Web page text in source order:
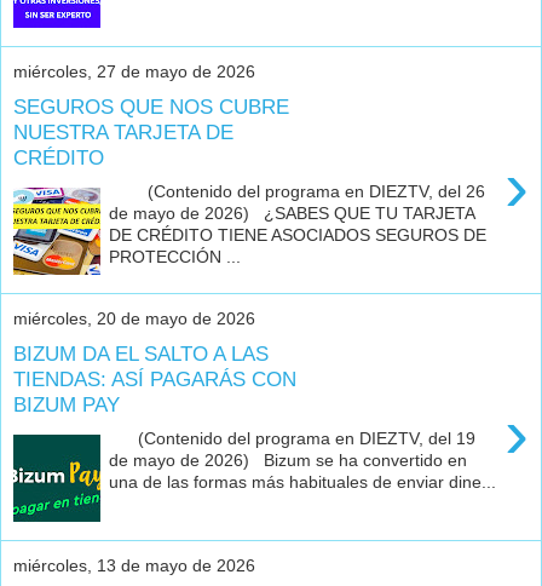
miércoles, 27 de mayo de 2026
SEGUROS QUE NOS CUBRE
NUESTRA TARJETA DE
CRÉDITO
›
(Contenido del programa en DIEZTV, del 26
de mayo de 2026) ¿SABES QUE TU TARJETA
DE CRÉDITO TIENE ASOCIADOS SEGUROS DE
PROTECCIÓN ...
miércoles, 20 de mayo de 2026
BIZUM DA EL SALTO A LAS
TIENDAS: ASÍ PAGARÁS CON
BIZUM PAY
›
(Contenido del programa en DIEZTV, del 19
de mayo de 2026) Bizum se ha convertido en
una de las formas más habituales de enviar dine...
miércoles, 13 de mayo de 2026